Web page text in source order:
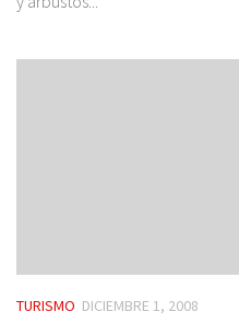
TURISMO DICIEMBRE 1, 2008